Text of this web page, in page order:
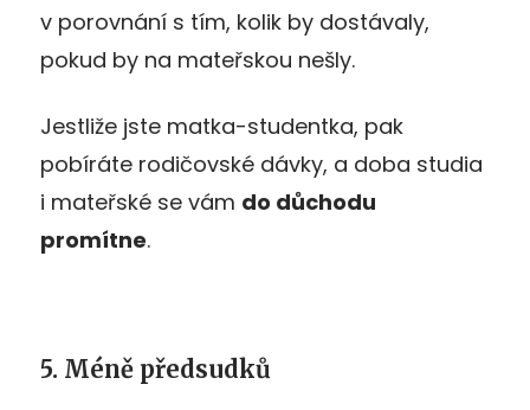
v porovnání s tím, kolik by dostávaly,
pokud by na mateřskou nešly.
Jestliže jste matka-studentka, pak
pobíráte rodičovské dávky, a doba studia
i mateřské se vám do důchodu
promítne.
5. Méně předsudků